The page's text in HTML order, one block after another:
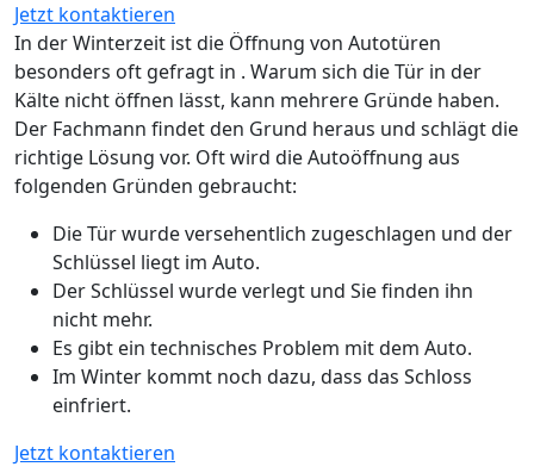
Jetzt kontaktieren
In der Winterzeit ist die Öffnung von Autotüren
besonders oft gefragt in . Warum sich die Tür in der
Kälte nicht öffnen lässt, kann mehrere Gründe haben.
Der Fachmann findet den Grund heraus und schlägt die
richtige Lösung vor. Oft wird die Autoöffnung aus
folgenden Gründen gebraucht:
Die Tür wurde versehentlich zugeschlagen und der
Schlüssel liegt im Auto.
Der Schlüssel wurde verlegt und Sie finden ihn
nicht mehr.
Es gibt ein technisches Problem mit dem Auto.
Im Winter kommt noch dazu, dass das Schloss
einfriert.
Jetzt kontaktieren